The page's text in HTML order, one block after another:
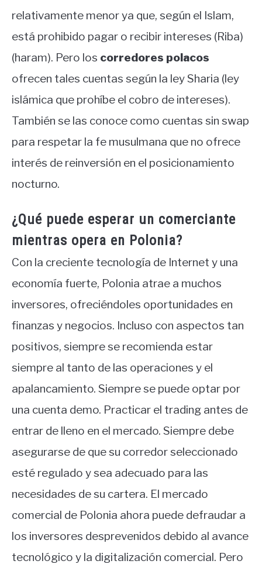
relativamente menor ya que, según el Islam,
está prohibido pagar o recibir intereses (Riba)
(haram). Pero los corredores polacos
ofrecen tales cuentas según la ley Sharia (ley
islámica que prohíbe el cobro de intereses).
También se las conoce como cuentas sin swap
para respetar la fe musulmana que no ofrece
interés de reinversión en el posicionamiento
nocturno.
¿Qué puede esperar un comerciante
mientras opera en Polonia?
Con la creciente tecnología de Internet y una
economía fuerte, Polonia atrae a muchos
inversores, ofreciéndoles oportunidades en
finanzas y negocios. Incluso con aspectos tan
positivos, siempre se recomienda estar
siempre al tanto de las operaciones y el
apalancamiento. Siempre se puede optar por
una cuenta demo. Practicar el trading antes de
entrar de lleno en el mercado. Siempre debe
asegurarse de que su corredor seleccionado
esté regulado y sea adecuado para las
necesidades de su cartera. El mercado
comercial de Polonia ahora puede defraudar a
los inversores desprevenidos debido al avance
tecnológico y la digitalización comercial. Pero